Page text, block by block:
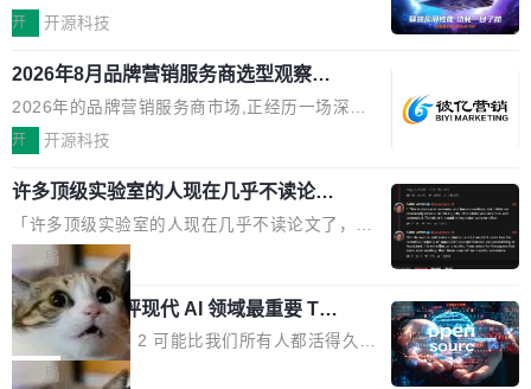
舰供电方案
继2026台北电脑展首度亮相后，技嘉科技近日正
电源专为发烧级DIY主机与本地AI算力平台打
造，整机长度仅16厘米，提供1600W额定功率
与80PLUS钛金能效；支持ATX 3.1与PCIe 5.1
实时LCD监控屏，可充分满足当下高阶PC主机
的严苛使用需求。 澎湃功率，紧凑机身 钛金雕1
600PG5 AI TOP具备强悍输出功率，同时实现
机身尺寸大幅精简。整机长度仅16厘米，属于同
功率段机身尺寸十分紧凑的1600W电源产品。小
巧机身有效提升市面主流标准A...
开 开源科技
2026年8月品牌营销服务商选型观察：
从流量思维到品牌资产思维的范式转移
2026年的品牌营销服务商市场,正经历一场深刻
的价值重构。全球全案品牌代理机构市场从2025
复合增长率达5.44%,预计2032年将突破120亿美
元。数字广告与公共关系相关服务市场更是从20
25年的8463亿美元扩张至2026年的8763亿美
元。数字的背后是一个清晰的事实——品牌对专
业化营销服务的需求从未如此迫切。 但市场扩容
的同时,服务商的竞争逻辑正在改变。2026年Top
Agency年度合辑的观察指出,“产品”这个离消费
开 开源科技
许多顶级实验室的人现在几乎不读论文
了
「许多顶级实验室的人现在几乎不读论文了，而
且他们认为 ICLR/ICML/NeurIPS 充斥着大量过
度宣传和欺诈。」 OpenAI 研究员 Keller Jorda
n 这条推文引发了广泛讨论。他不是在说风凉
话，他是说出了一个圈内人尽皆知但很少公开捅
破的事实。 Jordan 随后补充了一句软化声明：
局
xAI 前工程师评现代 AI 领域最重要 Top
3 开源项目
Flash Attention 2 可能比我们所有人都活得久。
这句话不是来自某个技术博客，而是出自 Hieu
局